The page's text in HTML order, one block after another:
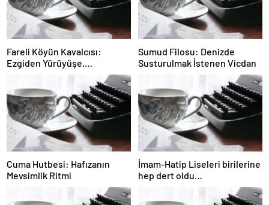
Fareli Köyün Kavalcısı:
Ezgiden Yürüyüşe,
Yürüyüşten Sessizliğe
Sumud Filosu: Denizde
Susturulmak İstenen Vicdan
Cuma Hutbesi: Hafızanın
Mevsimlik Ritmi
İmam-Hatip Liseleri birilerine
hep dert oldu…